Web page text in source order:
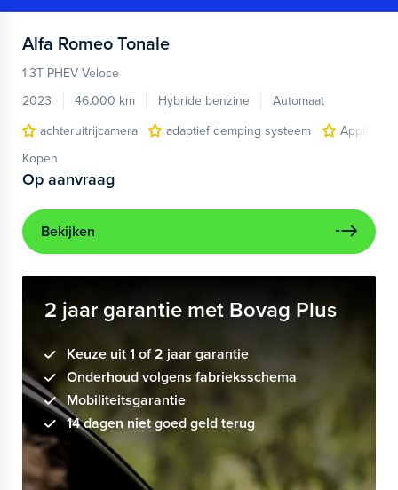
Alfa Romeo Tonale
1.3T PHEV Veloce
2023
46.000 km Hybride benzine
Automaat
achteruitrijcamera
adaptief demping systeem
Apple
Kopen
Op aanvraag
Bekijken
2 jaar garantie met Bovag Plus
Keuze uit 1 of 2 jaar garantie
Onderhoud volgens fabrieksschema
Mobiliteitsgarantie
14 dagen niet goed geld terug